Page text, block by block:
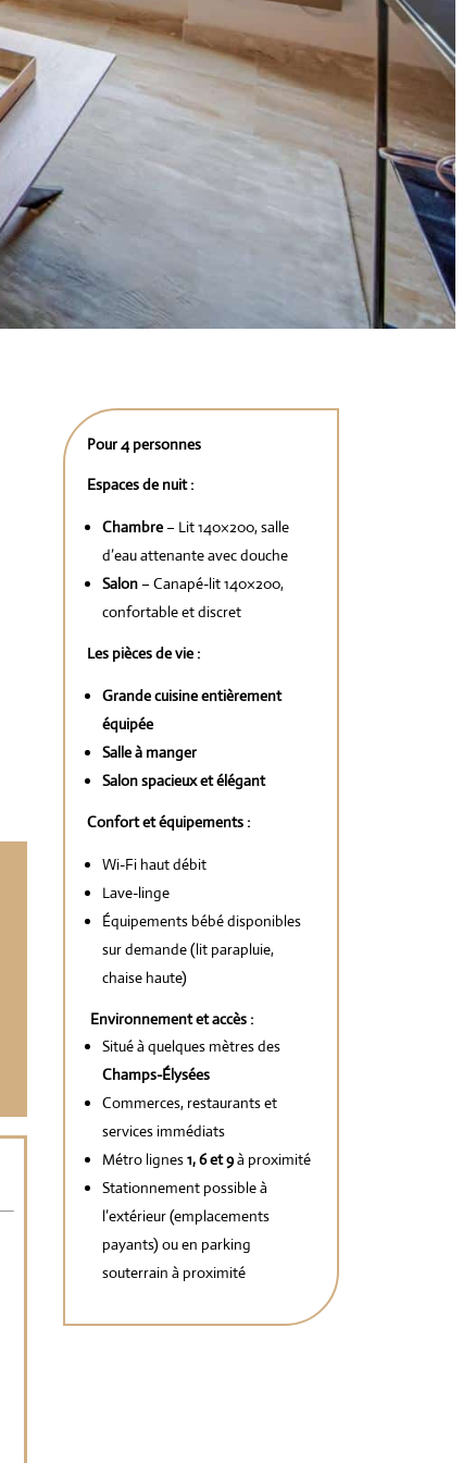
Pour 4 personnes
Espaces de nuit :
Chambre– Lit 140×200, salle
d’eau attenante avec douche
Salon– Canapé-lit 140×200,
confortable et discret
Les pièces de vie :
Grande cuisine entièrement
équipée
Salle à manger
Salon spacieux et élégant
Confort et équipements :
Wi-Fi haut débit
Lave-linge
Équipements bébé disponibles
sur demande (lit parapluie,
chaise haute)
Environnement et accès :
Situé à quelques mètres des
Champs-Élysées
Commerces, restaurants et
services immédiats
Métro lignes1, 6 et 9à proximité
Stationnement possible à
l’extérieur (emplacements
payants) ou en parking
souterrain à proximité